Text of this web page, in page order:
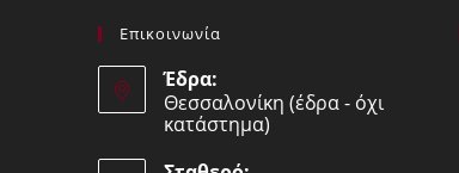
Επικοινωνία
Έδρα:
Θεσσαλονίκη (έδρα - όχι
κατάστημα)